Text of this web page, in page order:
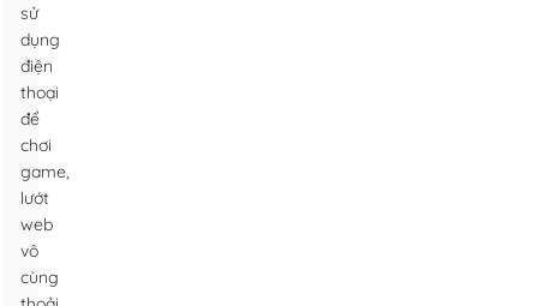
sử
dụng
điện
thoại
để
chơi
game,
lướt
web
vô
cùng